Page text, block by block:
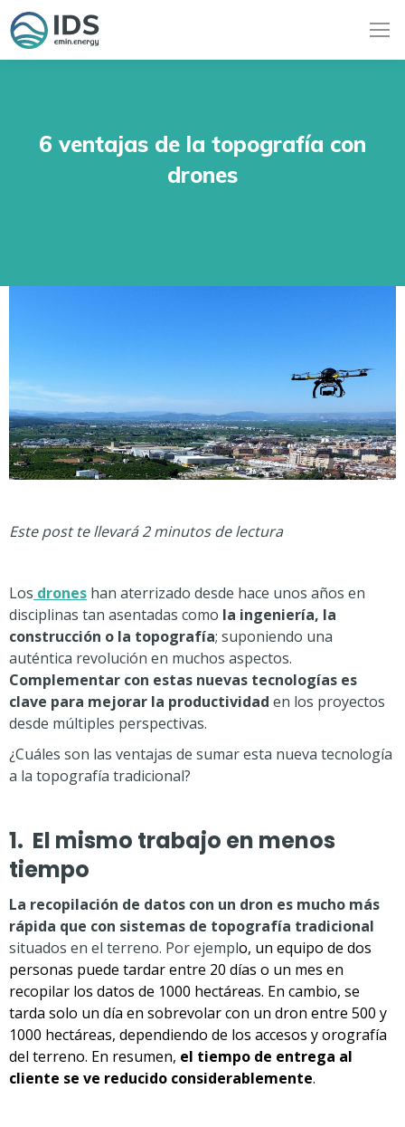
6 ventajas de la topografía con
drones
Este post te llevará 2 minutos de lectura
Los drones han aterrizado desde hace unos años en
disciplinas tan asentadas como la ingeniería, la
construcción o la topografía; suponiendo una
auténtica revolución en muchos aspectos.
Complementar con estas nuevas tecnologías es
clave para mejorar la productividad en los proyectos
desde múltiples perspectivas.
¿Cuáles son las ventajas de sumar esta nueva tecnología
a la topografía tradicional?
1. El mismo trabajo en menos
tiempo
La recopilación de datos con un dron es mucho más
rápida que con sistemas de topografía tradicional
situados en el terreno. Por ejemplo, un equipo de dos
personas puede tardar entre 20 días o un mes en
recopilar los datos de 1000 hectáreas. En cambio, se
tarda solo un día en sobrevolar con un dron entre 500 y
1000 hectáreas, dependiendo de los accesos y orografía
del terreno. En resumen, el tiempo de entrega al
cliente se ve reducido considerablemente.